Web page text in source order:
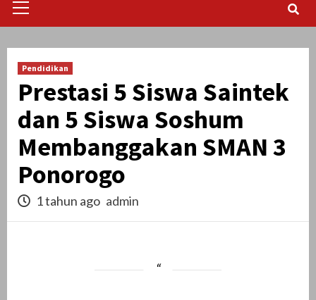
Menu
Pendidikan
Prestasi 5 Siswa Saintek
dan 5 Siswa Soshum
Membanggakan SMAN 3
Ponorogo
1 tahun ago admin